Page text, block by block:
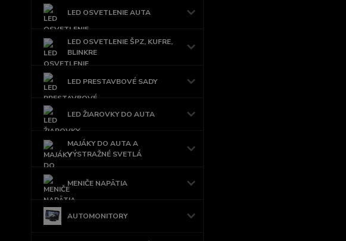
LED OSVETLENIE AUTA
LED OSVETLENIE ŠPZ, KUFRE,
BLINKRE
LED PRESTAVBOVÉ SADY
LED ŽIAROVKY DO AUTA
MAJÁKY DO AUTA A
VÝSTRAŽNÉ SVETLÁ
MENIČE NAPÄTIA
AUTOMONITORY